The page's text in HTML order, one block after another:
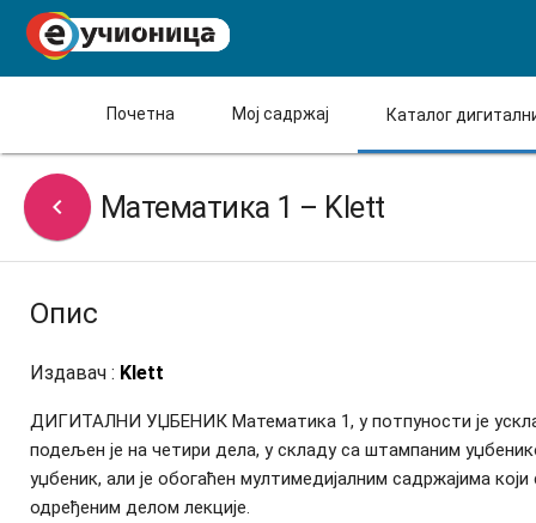
Почетна Мој садржај Каталог
 Математика 1 – Klett
Опис
Издавач : Klett
ДИГИТАЛНИ УЏБЕНИК Математика 1, у потпуности је
подељен је на четири дела, у складу са штампаним
уџбеник, али је обогаћен мултимедијалним садржајима
одређеним делом лекције.